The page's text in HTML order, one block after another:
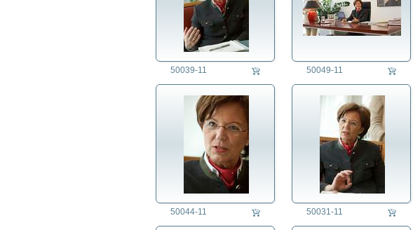
50039-11 50049-11
50044-11 50031-11